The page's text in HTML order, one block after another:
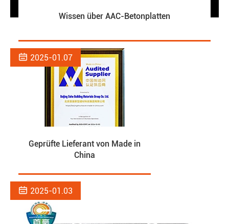
Wissen über AAC-Betonplatten
 2025-01.07
Geprüfte Lieferant von Made in
China
 2025-01.03